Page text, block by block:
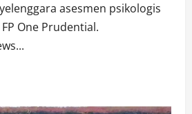
asesmen psikologis
One Prudential.